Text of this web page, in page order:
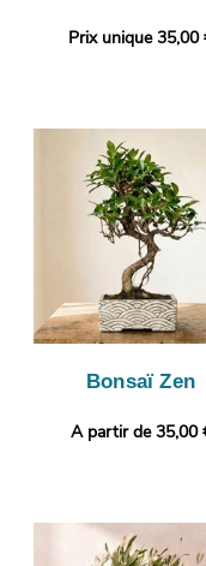
Prix unique 35,00
Bonsaï Zen
A partir de 35,00